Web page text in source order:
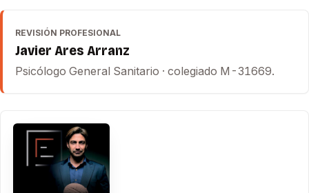
REVISIÓN PROFESIONAL
Javier Ares Arranz
Psicólogo General Sanitario · colegiado M-31669.